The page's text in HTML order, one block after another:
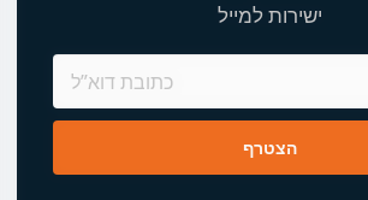
ישירות למייל